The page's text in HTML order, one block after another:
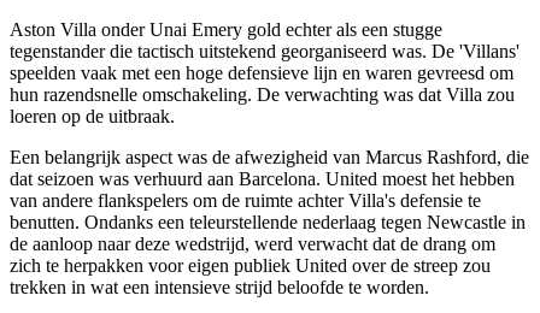
Aston Villa onder Unai Emery gold echter als een stugge
tegenstander die tactisch uitstekend georganiseerd was. De 'Villans'
speelden vaak met een hoge defensieve lijn en waren gevreesd om
hun razendsnelle omschakeling. De verwachting was dat Villa zou
loeren op de uitbraak.
Een belangrijk aspect was de afwezigheid van Marcus Rashford, die
dat seizoen was verhuurd aan Barcelona. United moest het hebben
van andere flankspelers om de ruimte achter Villa's defensie te
benutten. Ondanks een teleurstellende nederlaag tegen Newcastle in
de aanloop naar deze wedstrijd, werd verwacht dat de drang om
zich te herpakken voor eigen publiek United over de streep zou
trekken in wat een intensieve strijd beloofde te worden.